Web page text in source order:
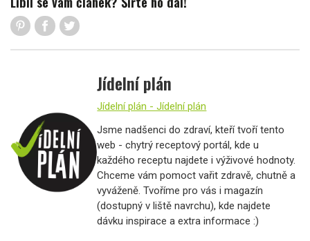
Jídelní plán
Jídelní plán - Jídelní plán
Jsme nadšenci do zdraví, kteří tvoří tento
web - chytrý receptový portál, kde u
každého receptu najdete i výživové hodnoty.
Chceme vám pomoct vařit zdravě, chutně a
vyváženě. Tvoříme pro vás i magazín
(dostupný v liště navrchu), kde najdete
dávku inspirace a extra informace :)